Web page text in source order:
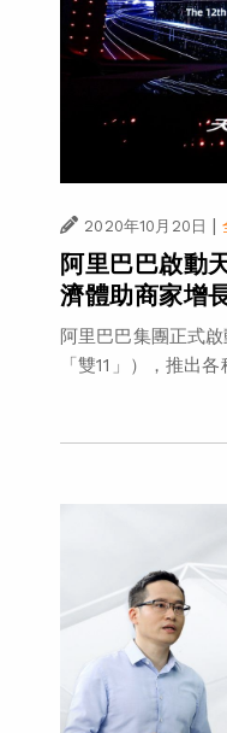
2020年10月20日 |
阿里巴巴啟動
濟體助商家增
阿里巴巴集團正式
「雙11」），推出